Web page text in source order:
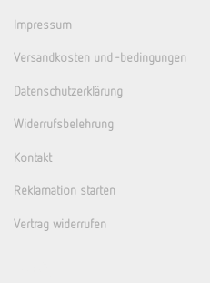
Impressum
Versandkosten und -bedingungen
Datenschutzerklärung
Widerrufsbelehrung
Kontakt
Reklamation starten
Vertrag widerrufen